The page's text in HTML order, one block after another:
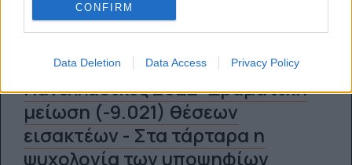
CONFIRM
Data Deletion Data Access Privacy Policy
Πανελλαδικές 2022: Δραματική
μείωση (-9.021) θέσεων
εισακτέων - Στα τάρταρα η
ψυχολογία των υποψηφίων